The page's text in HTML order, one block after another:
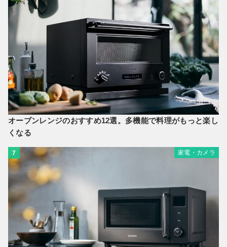
オーブンレンジのおすすめ12選。多機能で料理がもっと楽し
くなる
7 家電・カメラ